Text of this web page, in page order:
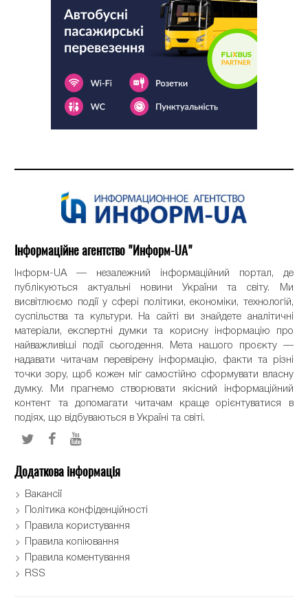
Інформаційне агентство "Информ-UA"
Інформ-UA — незалежний інформаційний портал, де
публікуються актуальні новини України та світу. Ми
висвітлюємо події у сфері політики, економіки, технологій,
суспільства та культури. На сайті ви знайдете аналітичні
матеріали, експертні думки та корисну інформацію про
найважливіші події сьогодення. Мета нашого проєкту —
надавати читачам перевірену інформацію, факти та різні
точки зору, щоб кожен міг самостійно сформувати власну
думку. Ми прагнемо створювати якісний інформаційний
контент та допомагати читачам краще орієнтуватися в
подіях, що відбуваються в Україні та світі.
Додаткова інформація
Вакансії
Політика конфіденційності
Правила користування
Правила копіювання
Правила коментування
RSS